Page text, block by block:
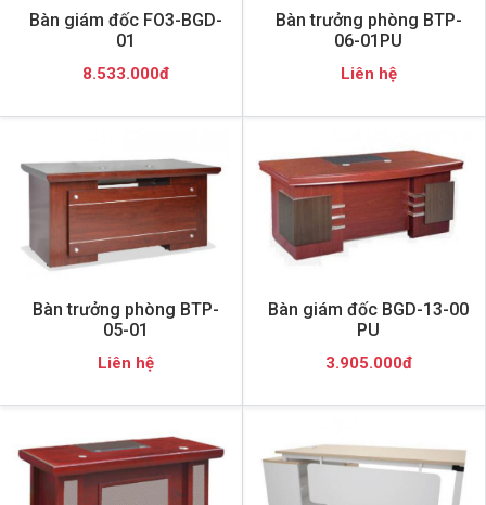
Bàn giám đốc FO3-BGD-
01
8.533.000đ
Bàn trưởng phòng BTP-
06-01PU
Liên hệ
Bàn trưởng phòng BTP-
05-01
Liên hệ
Bàn giám đốc BGD-13-00
PU
3.905.000đ